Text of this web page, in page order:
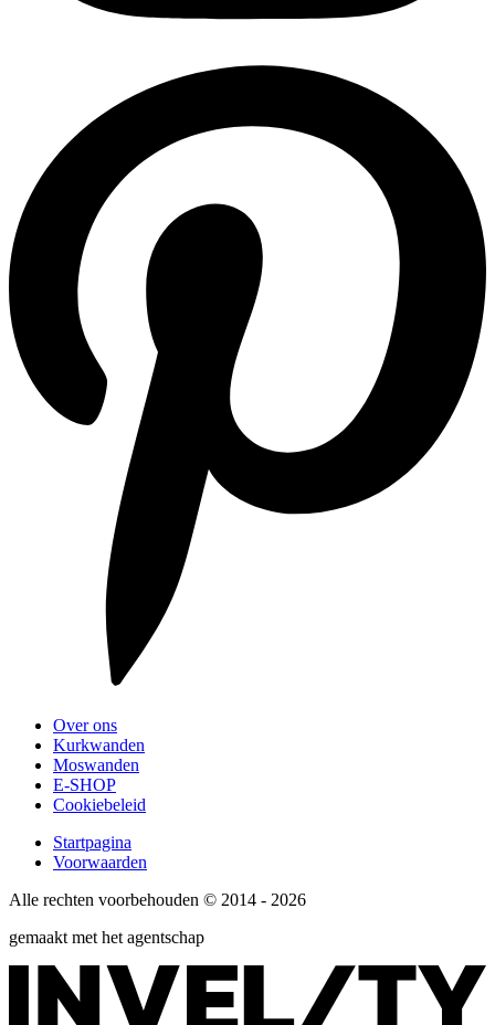
Over ons
Kurkwanden
Moswanden
E-SHOP
Cookiebeleid
Startpagina
Voorwaarden
Alle rechten voorbehouden © 2014 - 2026
gemaakt met het agentschap